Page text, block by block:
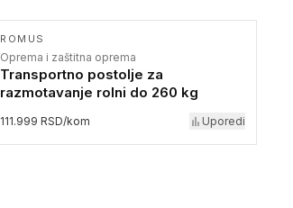
ROMUS
Oprema i zaštitna oprema
Transportno postolje za
razmotavanje rolni do 260 kg
111.999 RSD/kom Uporedi